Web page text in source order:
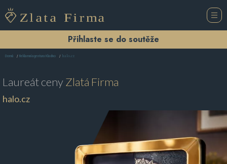
Přihlaste se do soutěže
Domů Reklamní agentura Kladno halo.cz
Laureát cenyZlatá Firma
halo.cz